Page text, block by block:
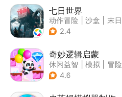
七日世界
动作冒险 沙盒
末日
| 开放世界
2.4
奇妙逻辑启蒙
休闲益智 模拟
冒险
| 宝宝巴士
4.6